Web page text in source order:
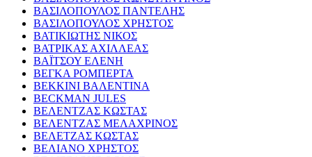
ΒΑΣΙΛΟΠΟΥΛΟΣ ΠΑΝΤΕΛΗΣ
ΒΑΣΙΛΟΠΟΥΛΟΣ ΧΡΗΣΤΟΣ
ΒΑΤΙΚΙΩΤΗΣ ΝΙΚΟΣ
ΒΑΤΡΙΚΑΣ ΑΧΙΛΛΕΑΣ
ΒΑΪΤΣΟΥ ΕΛΕΝΗ
ΒΕΓΚΑ ΡΟΜΠΕΡΤΑ
ΒΕΚΚΙΝΙ ΒΑΛΕΝΤΙΝΑ
BECKMAN JULES
ΒΕΛΕΝΤΖΑΣ ΚΩΣΤΑΣ
ΒΕΛΕΝΤΖΑΣ ΜΕΛΑΧΡΙΝΟΣ
ΒΕΛΕΤΖΑΣ ΚΩΣΤΑΣ
ΒΕΛΙΑΝΟ ΧΡΗΣΤΟΣ